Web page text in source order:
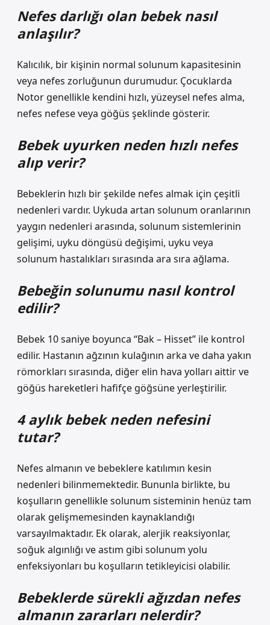
Nefes darlığı olan bebek nasıl
anlaşılır?
Kalıcılık, bir kişinin normal solunum kapasitesinin
veya nefes zorluğunun durumudur. Çocuklarda
Notor genellikle kendini hızlı, yüzeysel nefes alma,
nefes nefese veya göğüs şeklinde gösterir.
Bebek uyurken neden hızlı nefes
alıp verir?
Bebeklerin hızlı bir şekilde nefes almak için çeşitli
nedenleri vardır. Uykuda artan solunum oranlarının
yaygın nedenleri arasında, solunum sistemlerinin
gelişimi, uyku döngüsü değişimi, uyku veya
solunum hastalıkları sırasında ara sıra ağlama.
Bebeğin solunumu nasıl kontrol
edilir?
Bebek 10 saniye boyunca “Bak – Hisset” ile kontrol
edilir. Hastanın ağzının kulağının arka ve daha yakın
römorkları sırasında, diğer elin hava yolları aittir ve
göğüs hareketleri hafifçe göğsüne yerleştirilir.
4 aylık bebek neden nefesini
tutar?
Nefes almanın ve bebeklere katılımın kesin
nedenleri bilinmemektedir. Bununla birlikte, bu
koşulların genellikle solunum sisteminin henüz tam
olarak gelişmemesinden kaynaklandığı
varsayılmaktadır. Ek olarak, alerjik reaksiyonlar,
soğuk algınlığı ve astım gibi solunum yolu
enfeksiyonları bu koşulların tetikleyicisi olabilir.
Bebeklerde sürekli ağızdan nefes
almanın zararları nelerdir?